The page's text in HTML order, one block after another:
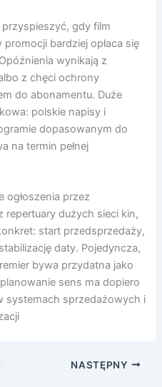
gdy film
bardziej opłaca się
wynikają z
z chęci ochrony
do abonamentu. Duże
polskie napisy i
dopasowanym do
na termin pełnej
ogłoszenia przez
dużych sieci kin,
start przedsprzedaży,
daty. Pojedyncza,
bywa przydatna jako
sens ma dopiero
systemach sprzedażowych i
NASTĘPNY